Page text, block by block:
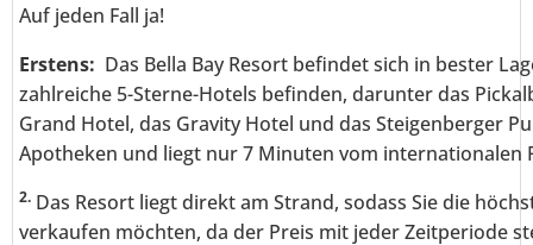
Auf jeden Fall ja!
Erstens: Das Bella Bay Resort befindet sich in bester
zahlreiche 5-Sterne-Hotels befinden, darunter das
Grand Hotel, das Gravity Hotel und das Steigenberger
Apotheken und liegt nur 7 Minuten vom internationalen
2. Das Resort liegt direkt am Strand, sodass Sie die
verkaufen möchten, da der Preis mit jeder Zeitperiode